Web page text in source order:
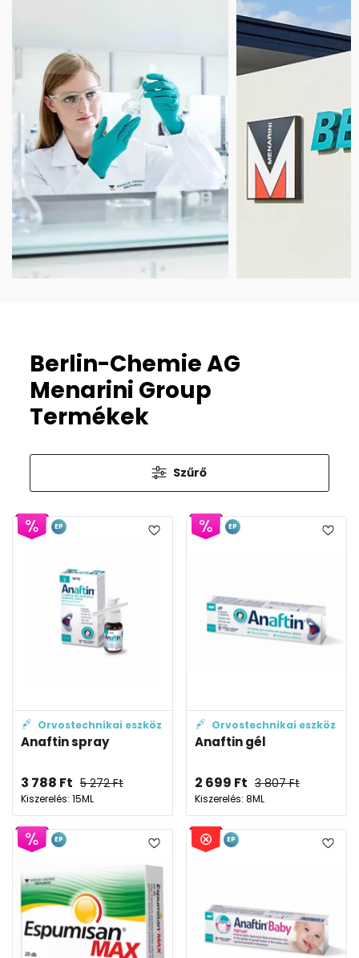
Berlin-Chemie AG
Menarini Group
Termékek
Szűrő
Orvostechnikai eszköz
Anaftin spray
3 788 Ft 5 272Ft
Kiszerelés: 15ML
EP
Orvostechnikai eszköz
Anaftin gél
2 699 Ft 3 807Ft
Kiszerelés: 8ML
EP
EP EP